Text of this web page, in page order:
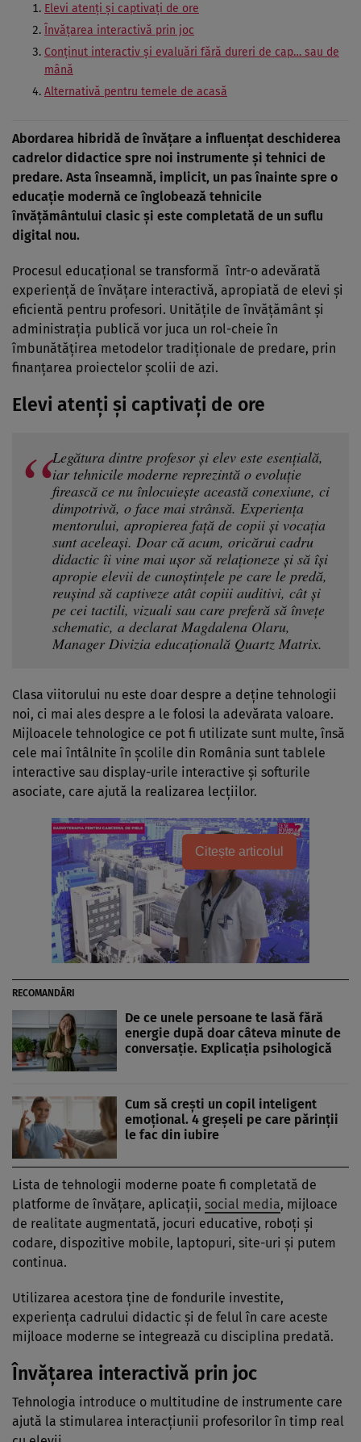
Elevi atenți și captivați de ore
Învățarea interactivă prin joc
Conținut interactiv și evaluări fără dureri de cap… sau de
mână
Alternativă pentru temele de acasă
Abordarea hibridă de învățare a influențat deschiderea
cadrelor didactice spre noi instrumente și tehnici de
predare. Asta înseamnă, implicit, un pas înainte spre o
educație modernă ce înglobează tehnicile
învățământului clasic și este completată de un suflu
digital nou.
Procesul educațional se transformă într-o adevărată
experiență de învățare interactivă, apropiată de elevi și
eficientă pentru profesori. Unitățile de învățământ și
administrația publică vor juca un rol-cheie în
îmbunătățirea metodelor tradiționale de predare, prin
finanțarea proiectelor școlii de azi.
Elevi atenți și captivați de ore
Legătura dintre profesor și elev este esențială,
iar tehnicile moderne reprezintă o evoluție
firească ce nu înlocuiește această conexiune, ci
dimpotrivă, o face mai strânsă. Experiența
mentorului, apropierea față de copii și vocația
sunt aceleași. Doar că acum, oricărui cadru
didactic îi vine mai ușor să relaționeze și să își
apropie elevii de cunoștințele pe care le predă,
reușind să captiveze atât copiii auditivi, cât și
pe cei tactili, vizuali sau care preferă să învețe
schematic, a declarat Magdalena Olaru,
Manager Divizia educațională Quartz Matrix.
Clasa viitorului nu este doar despre a deține tehnologii
noi, ci mai ales despre a le folosi la adevărata valoare.
Mijloacele tehnologice ce pot fi utilizate sunt multe, însă
cele mai întâlnite în școlile din România sunt tablele
interactive sau display-urile interactive și softurile
asociate, care ajută la realizarea lecțiilor.
Citește articolul
RECOMANDĂRI
De ce unele persoane te lasă fără
energie după doar câteva minute de
conversație. Explicația psihologică
Cum să crești un copil inteligent
emoțional. 4 greșeli pe care părinții
le fac din iubire
Lista de tehnologii moderne poate fi completată de
platforme de învățare, aplicații, social media, mijloace
de realitate augmentată, jocuri educative, roboți și
codare, dispozitive mobile, laptopuri, site-uri și putem
continua.
Utilizarea acestora ține de fondurile investite,
experiența cadrului didactic și de felul în care aceste
mijloace moderne se integrează cu disciplina predată.
Învățarea interactivă prin joc
Tehnologia introduce o multitudine de instrumente care
ajută la stimularea interacțiunii profesorilor în timp real